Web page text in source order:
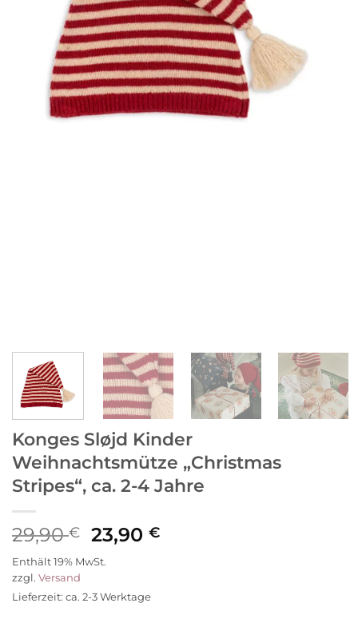
Konges Sløjd Kinder
Weihnachtsmütze „Christmas
Stripes“, ca. 2-4 Jahre
29,90€
Ursprünglicher
Preis
war:
29,90 €
23,90€Aktueller
Enthält 19% MwSt.
zzgl. Versand
Lieferzeit: ca. 2-3 Werktage